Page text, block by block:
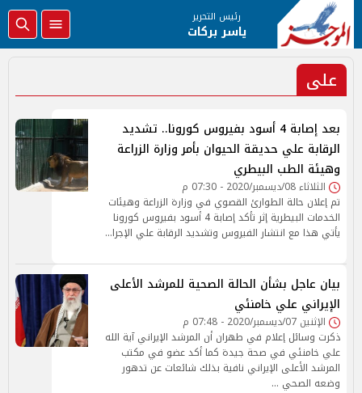
رئيس التحرير
ياسر بركات
على
بعد إصابة 4 أسود بفيروس كورونا.. تشديد
الرقابة علي حديقة الحيوان بأمر وزارة الزراعة
وهيئة الطب البيطري
الثلاثاء 08/ديسمبر/2020 - 07:30 م
تم إعلان حالة الطوارئ القصوي في وزارة الزراعة وهيئات
الخدمات البيطرية إثر تأكد إصابة 4 أسود بفيروس كورونا
يأتي هذا مع انتشار الفيروس وتشديد الرقابة علي الإجرا…
بيان عاجل بشأن الحالة الصحية للمرشد الأعلى
الإيراني علي خامنئي
الإثنين 07/ديسمبر/2020 - 07:48 م
ذكرت وسائل إعلام في طهران أن المرشد الإيراني آية الله
علي خامنئي في صحة جيدة كما أكد عضو في مكتب
المرشد الأعلى الإيراني نافية بذلك شائعات عن تدهور
وضعه الصحي …